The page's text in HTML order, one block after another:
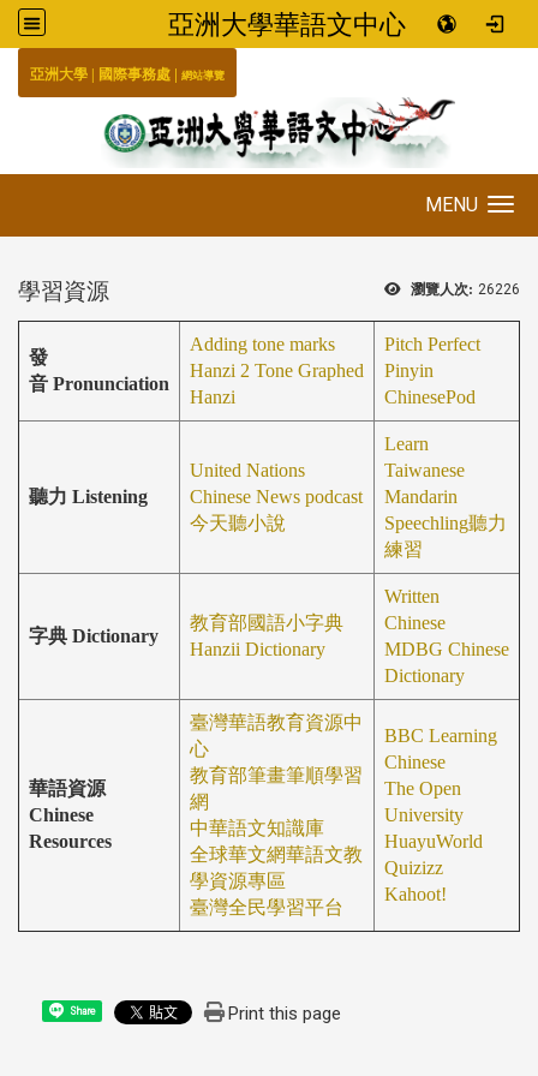
亞洲大學華語文中心
亞洲大學 國際事務處 | 網站導覽
MENU
瀏覽人次: 26226
學習資源
發
音 Pronunciation
Adding tone marks
Hanzi 2 Tone Graphed
Hanzi
Pitch Perfect
Pinyin
ChinesePod
聽力 Listening
United Nations
Chinese News podcast
今天聽小說
Learn
Taiwanese
Mandarin
Speechling聽力
練習
字典 Dictionary
教育部國語小字典
Hanzii Dictionary
Written
Chinese
MDBG Chinese
Dictionary
華語資源
Chinese
Resources
臺灣華語教育資源中
心
教育部筆畫筆順學習
網
中華語文知識庫
全球華文網華語文教
學資源專區
臺灣全民學習平台
BBC Learning
Chinese
The Open
University
HuayuWorld
Quizizz
Kahoot!
Share Print this page